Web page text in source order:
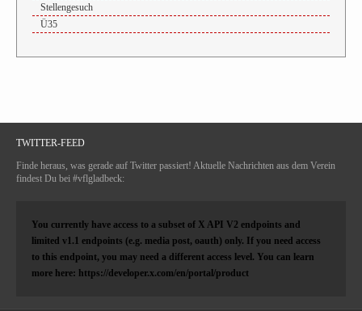
Stellengesuch
Ü35
TWITTER-FEED
Finde heraus, was gerade auf Twitter passiert! Aktuelle Nachrichten aus dem Verein
findest Du bei #vflgladbeck:
You currently have access to a subset of X API V2 endpoints and
limited v1.1 endpoints (e.g. media post, oauth) only. If you need access
to this endpoint, you may need a different access level. You can learn
more here: https://developer.x.com/en/portal/product